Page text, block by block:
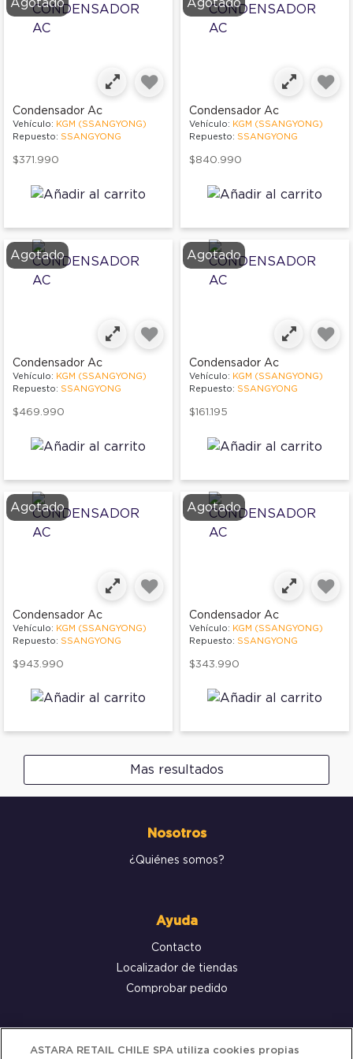
Agotado
Condensador Ac
Vehículo: KGM (SSANGYONG)
Repuesto: SSANGYONG
$371.990
Agotado
Condensador Ac
Vehículo: KGM (SSANGYONG)
Repuesto: SSANGYONG
$840.990
Agotado
Condensador Ac
Vehículo: KGM (SSANGYONG)
Repuesto: SSANGYONG
$469.990
Agotado
Condensador Ac
Vehículo: KGM (SSANGYONG)
Repuesto: SSANGYONG
$161.195
Agotado
Condensador Ac
Vehículo: KGM (SSANGYONG)
Repuesto: SSANGYONG
$943.990
Agotado
Condensador Ac
Vehículo: KGM (SSANGYONG)
Repuesto: SSANGYONG
$343.990
Mas resultados
Nosotros
¿Quiénes somos?
Ayuda
Contacto
Localizador de tiendas
Comprobar pedido
Servicio al cliente
ASTARA RETAIL CHILE SPA utiliza cookies propias